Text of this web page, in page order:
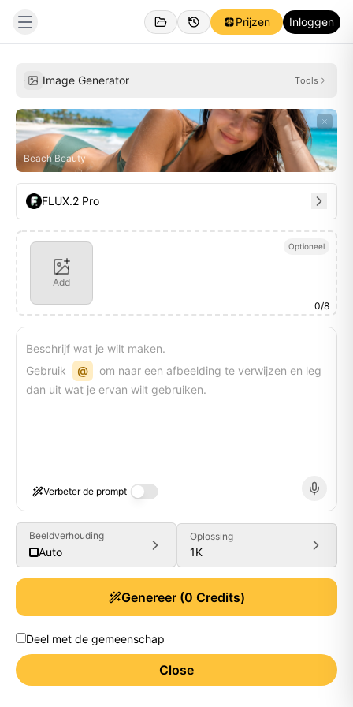
Prijzen Inloggen
Image Generator Tools
Beach Beauty
FLUX.2 Pro
Optioneel
Add
0/8
Beschrijf wat je wilt maken.
Gebruik
@
om naar een afbeelding te verwijzen en leg
dan uit wat je ervan wilt gebruiken.
Verbeter de prompt
Beeldverhouding
Auto
Oplossing
1K
Genereer(0 Credits)
Deel met de gemeenschap
Close
Generate